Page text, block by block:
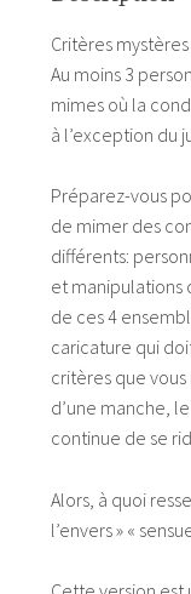
Critères
Au moins 3
mimes où la
à l’exception du
Préparez-vous
de mimer des
différents:
et manipulations
de ces 4
caricature qui
critères que vous
d’une manche,
continue de se
Alors, à quoi
l’envers » «